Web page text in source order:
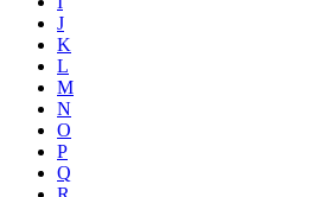
J
K
L
M
N
O
P
Q